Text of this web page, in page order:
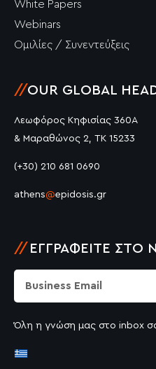
White Papers
Webinars
Ομιλίες / Συνεντεύξεις
//OUR GLOBAL
Λεωφόρος Κηφισίας 360Α
& Μαραθώνος 2, ΤΚ 15233
(+30) 210 681 0690
athens@epidosis.gr
// ΕΓΓΡΑΦΕΊΤΕ ΣΤΟ
Όλη η γνώση μας στο inbox